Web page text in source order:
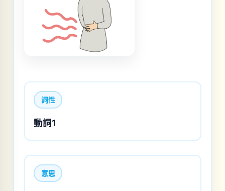
詞性
動詞1
意思